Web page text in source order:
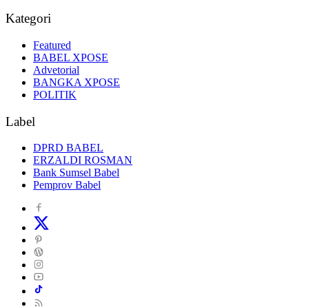
Kategori
Featured
BABEL XPOSE
Advetorial
BANGKA XPOSE
POLITIK
Label
DPRD BABEL
ERZALDI ROSMAN
Bank Sumsel Babel
Pemprov Babel